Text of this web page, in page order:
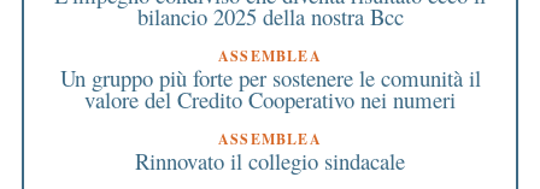
bilancio 2025 della nostra Bcc
ASSEMBLEA
Un gruppo più forte per sostenere le comunità il
valore del Credito Cooperativo nei numeri
ASSEMBLEA
Rinnovato il collegio sindacale